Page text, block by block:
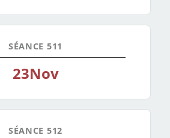
SÉANCE 511
23Nov
SÉANCE 512